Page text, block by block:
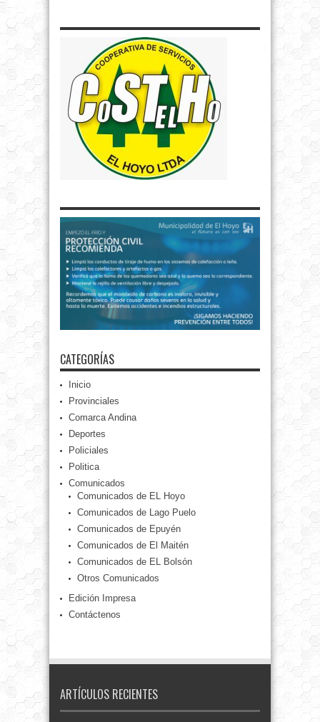
CATEGORÍAS
Inicio
Provinciales
Comarca Andina
Deportes
Policiales
Politica
Comunicados
Comunicados de EL Hoyo
Comunicados de Lago Puelo
Comunicados de Epuyén
Comunicados de El Maitén
Comunicados de EL Bolsón
Otros Comunicados
Edición Impresa
Contáctenos
ARTÍCULOS RECIENTES